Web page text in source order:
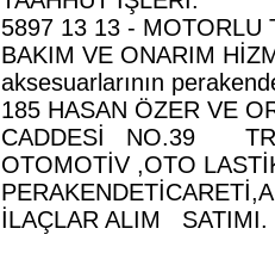
5897 13 13 - MOTORLU
BAKIM VE ONARIM
aksesuarlarının
185 HASAN ÖZER VE
CADDESİ NO.39
OTOMOTİV ,OTO
İLAÇLAR ALIM SATIMI.